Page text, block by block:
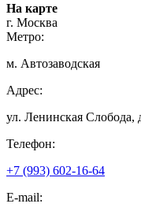
На карте
г. Москва
Метро:
м. Автозаводская
Адрес:
ул. Ленинская
Телефон:
+7 (993) 602-16-64
E-mail: